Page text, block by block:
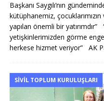
Başkanı Saygılı’nın
kütüphanemiz,
yapılan önemli bir
yetişkinlerimizden görme
herkese hizmet veriyor” AK
SIVIL TOPLUM KURULUŞLARI